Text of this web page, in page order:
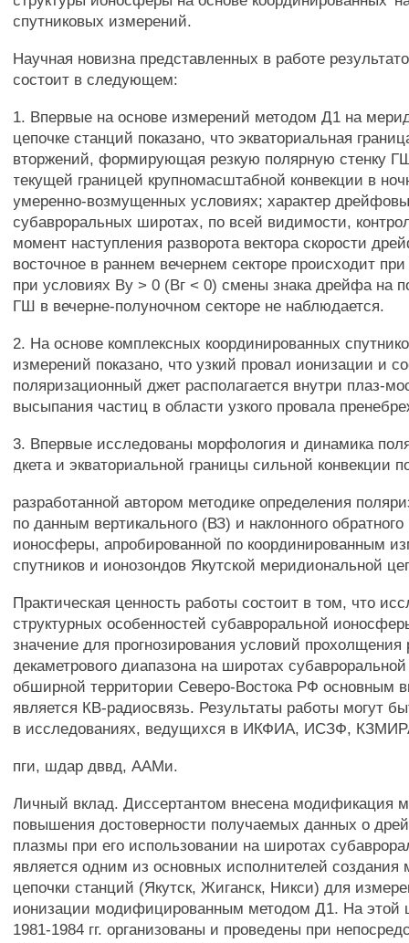
спутниковых измерений.
Научная новизна представленных в работе
состоит в следующем:
1. Впервые на основе измерений методом Д1 на
цепочке станций показано, что экваториальная
вторжений, формирующая резкую полярную стенку
текущей границей крупномасштабной конвекции в
умеренно-возмущенных условиях; характер
субавроральных широтах, по всей видимости,
момент наступления разворота вектора скорости
восточное в раннем вечернем секторе происходит
при условиях Ву > 0 (Вг < 0) смены знака дрейфа на
ГШ в вечерне-полуночном секторе не наблюдается.
2. На основе комплексных координированных
измерений показано, что узкий провал ионизации и
поляризационный джет располагается внутри плаз-
высыпания частиц в области узкого провала
3. Впервые исследованы морфология и динамика
дкета и экваториальной границы сильной конвекции
разработанной автором методике определения
по данным вертикального (ВЗ) и наклонного
ионосферы, апробированной по координированным
спутников и ионозондов Якутской меридиональной
Практическая ценность работы состоит в том, что
структурных особенностей субавроральной
значение для прогнозирования условий прохолщения
декаметрового диапазона на широтах
обширной территории Северо-Востока РФ основным
является КВ-радиосвязь. Результаты работы могут
в исследованиях, ведущихся в ИКФИА, ИСЗФ,
пги, шдар дввд, ААМи.
Личный вклад. Диссертантом внесена модификация
повышения достоверности получаемых данных о
плазмы при его использовании на широтах
является одним из основных исполнителей создания
цепочки станций (Якутск, Жиганск, Никси) для
ионизации модифицированным методом Д1. На этой
1981-1984 гг. организованы и проведены при